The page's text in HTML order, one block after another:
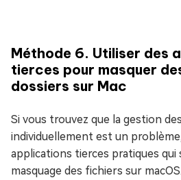
Méthode 6. Utiliser des
tierces pour masquer
dossiers sur Mac
Si vous trouvez que la gestion
individuellement est un
applications tierces pratiques qui
masquage des fichiers sur